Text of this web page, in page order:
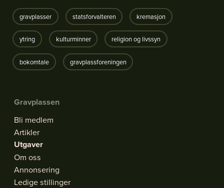
gravplasser statsforvalteren kremasjon
ytring kulturminner religion og livssyn
bokomtale gravplassforeningen
Gravplassen
Bli medlem
Artikler
Utgaver
Om oss
Annonsering
Ledige stillinger